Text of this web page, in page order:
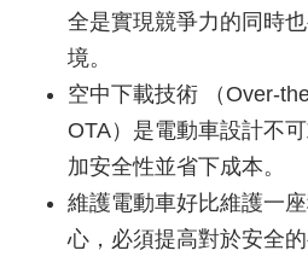
全是實現競爭力的同時
境。
空中下載技術 （Over-
OTA）是電動車設計不
加安全性並省下成本。
維護電動車好比維護一
心，必須提高對於安全